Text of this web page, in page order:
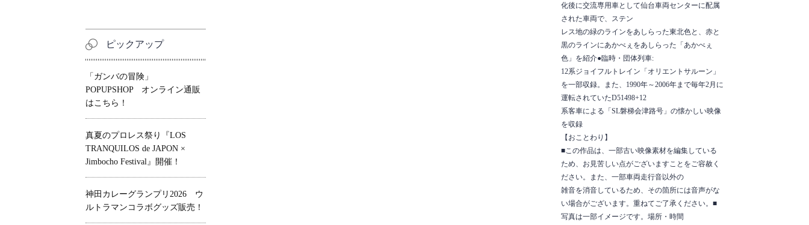
化後に交流専用車として仙台車両センターに配属
された車両で、ステン
レス地の緑のラインをあしらった東北色と、赤と
黒のラインにあかべぇをあしらった「あかべぇ
色」を紹介●臨時・団体列車:
12系ジョイフルトレイン「オリエントサルーン」
を一部収録。また、1990年～2006年まで毎年2月に
運転されていたD51498+12
系客車による「SL磐梯会津路号」の懐かしい映像
を収録
【おことわり】
■この作品は、一部古い映像素材を編集している
ため、お見苦しい点がございますことをご容赦く
ださい。また、一部車両走行音以外の
雑音を消音しているため、その箇所には音声がな
い場合がございます。重ねてご了承ください。■
写真は一部イメージです。場所・時間
ピックアップ
「ガンバの冒険」
POPUPSHOP オンライン通販
はこちら！
真夏のプロレス祭り『LOS
TRANQUILOS de JAPON ×
Jimbocho Festival』開催！
神田カレーグランプリ2026 ウ
ルトラマンコラボグッズ販売！